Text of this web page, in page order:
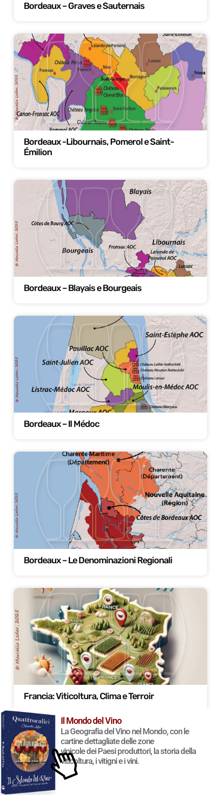
Bordeaux – Graves e Sauternais
Bordeaux -Libournais, Pomerol e Saint-
Émilion
Bordeaux – Blayais e Bourgeais
Bordeaux – Il Médoc
Bordeaux – Le Denominazioni Regionali
Francia: Viticoltura, Clima e Terroir
Il Mondo del Vino
La Geografia del Vino nel Mondo, con le
cartine dettagliate delle zone
vinicole dei Paesi produttori, la storia della
viticoltura, i vitigni e i vini.